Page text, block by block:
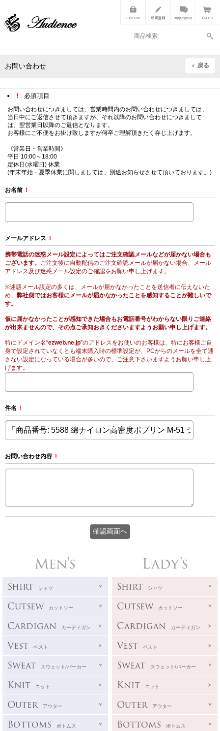
お問い合わせ 戻る
! : 必須項目
お問い合わせにつきましては、営業時間内のお問い合わせにつきましては、
当日中にご返信させて頂きますが、それ以降のお問い合わせにつきまして
は、翌営業日以降のご返信となります。
お客様にご不便をお掛け致しますが何卒ご理解頂きたく存じ上げます。
《営業日・営業時間》
平日 10:00～18:00
定休日(水曜日) 休業
(年末年始・夏季休業に関しましては、別途お知らせさせて頂いております。)
お名前 !
メールアドレス !
携帯電話の迷惑メール設定によってはご注文確認メールなどが届かない場合も
ございます。 ご注文後に自動配信のご注文確認メールが届かない場合、メール
アドレス及び迷惑メール設定のご確認をお願い申し上げます。
※迷惑メール設定の多くは、メールが届かなかったことを送信者に伝えないた
め、 弊社側ではお客様にメールが届かなかったことを感知することが難しいで
す。
仮に届かなかったことが感知できた場合もお電話番号がわからない限りご連絡
が出来ませんので、その点ご承知おきくださいますようお願い申し上げます。
特にドメイン名“ezweb.ne.jp”のアドレスをお使いのお客様は、特にお客様ご自
身で設定されていなくとも端末購入時の標準設定が、PCからのメールを全て通
さない設定になっている場合が多いので、ご注意下さいますようお願い申し上
げます。
件名 !
お問い合わせ内容 !
Men's
Shirt シャツ
Cutsew カットソー
Cardigan カーディガン
Vest ベスト
Sweat スウェット/パーカー
Knit ニット
Outer アウター
Bottoms ボトムス
Lady's
Shirt シャツ
Cutsew カットソー
Cardigan カーディガン
Vest ベスト
Sweat スウェット/パーカー
Knit ニット
Outer アウター
Bottoms ボトムス